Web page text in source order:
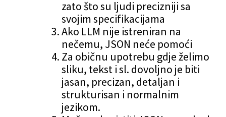
zato što su ljudi precizniji sa
svojim specifikacijama
Ako LLM nije istreniran na
nečemu, JSON neće pomoći
Za običnu upotrebu gdje želimo
sliku, tekst i sl. dovoljno je biti
jasan, precizan, detaljan i
strukturisan i normalnim
jezikom.